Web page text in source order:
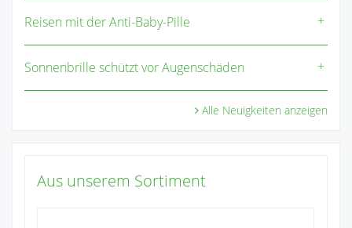
Reisen mit der Anti-Baby-Pille
Sonnenbrille schützt vor Augenschäden
Alle Neuigkeiten anzeigen
Aus unserem Sortiment